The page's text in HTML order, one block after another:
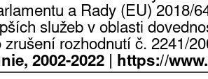
a Rady (EU) 2018/
služeb v oblasti
zrušení rozhodnutí č. 2241/
2002-2022 | https://